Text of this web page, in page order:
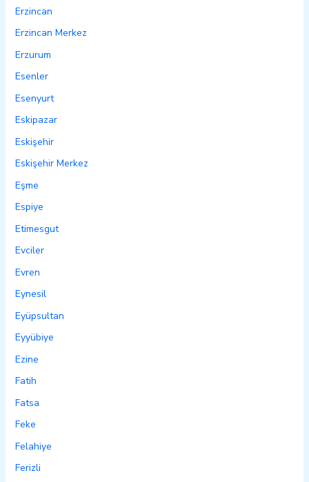
Erzincan
Erzincan Merkez
Erzurum
Esenler
Esenyurt
Eskipazar
Eskişehir
Eskişehir Merkez
Eşme
Espiye
Etimesgut
Evciler
Evren
Eynesil
Eyüpsultan
Eyyübiye
Ezine
Fatih
Fatsa
Feke
Felahiye
Ferizli